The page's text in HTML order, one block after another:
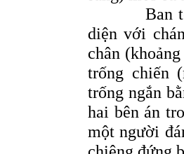
Ban tế lễ
diện với
chân
trống chiến
trống ngắn
hai bên án
một người